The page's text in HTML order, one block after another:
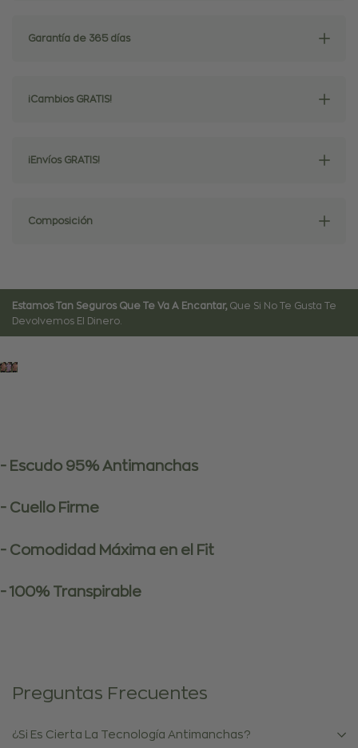
Azul Azul
Garantía de 365 días
¡Cambios GRATIS!
¡Envíos GRATIS!
Composición
Estamos Tan Seguros Que Te Va A Encantar, Que Si No Te Gusta Te
Devolvemos El Dinero.
- Escudo 95% Antimanchas
- Cuello Firme
- Comodidad Máxima en el Fit
- 100% Transpirable
Preguntas Frecuentes
¿Si Es Cierta La Tecnología Antimanchas?